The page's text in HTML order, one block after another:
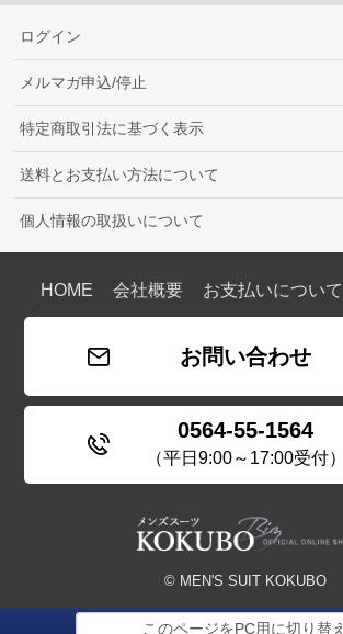
ログイン
メルマガ申込/停止
特定商取引法に基づく表示
送料とお支払い方法について
個人情報の取扱いについて
HOME 会社概要 お支払いについて
お問い合わせ
0564-55-1564
（平日9:00～17:00受付）
© MEN'S SUIT KOKUBO
このページをPC用に切り替え